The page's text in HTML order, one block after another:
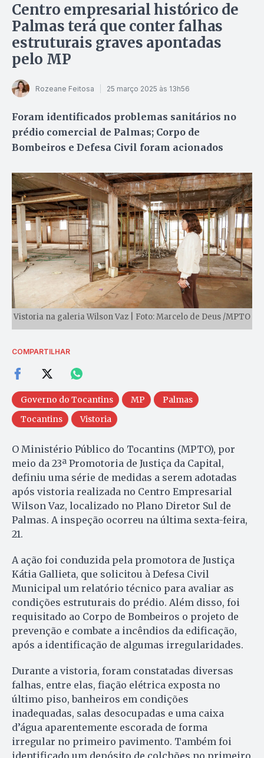
Centro empresarial histórico de
Palmas terá que conter falhas
estruturais graves apontadas
pelo MP
Rozeane Feitosa 25 março 2025 às 13h56
Foram identificados problemas sanitários no
prédio comercial de Palmas; Corpo de
Bombeiros e Defesa Civil foram acionados
Vistoria na galeria Wilson Vaz | Foto: Marcelo de Deus /MPTO
COMPARTILHAR
Governo do Tocantins MP
Palmas
Tocantins
Vistoria
O Ministério Público do Tocantins (MPTO), por
meio da 23ª Promotoria de Justiça da Capital,
definiu uma série de medidas a serem adotadas
após vistoria realizada no Centro Empresarial
Wilson Vaz, localizado no Plano Diretor Sul de
Palmas. A inspeção ocorreu na última sexta-feira,
21.
A ação foi conduzida pela promotora de Justiça
Kátia Gallieta, que solicitou à Defesa Civil
Municipal um relatório técnico para avaliar as
condições estruturais do prédio. Além disso, foi
requisitado ao Corpo de Bombeiros o projeto de
prevenção e combate a incêndios da edificação,
após a identificação de algumas irregularidades.
Durante a vistoria, foram constatadas diversas
falhas, entre elas, fiação elétrica exposta no
último piso, banheiros em condições
inadequadas, salas desocupadas e uma caixa
d’água aparentemente escorada de forma
irregular no primeiro pavimento. Também foi